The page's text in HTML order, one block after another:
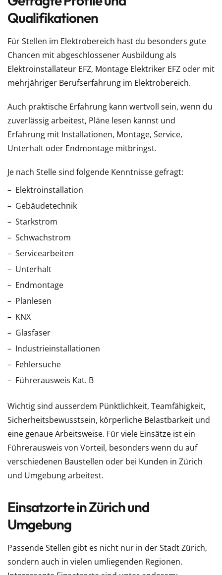
Qualifikationen
Für Stellen im Elektrobereich hast du besonders gute
Chancen mit abgeschlossener Ausbildung als
Elektroinstallateur EFZ, Montage Elektriker EFZ oder mit
mehrjähriger Berufserfahrung im Elektrobereich.
Auch praktische Erfahrung kann wertvoll sein, wenn du
zuverlässig arbeitest, Pläne lesen kannst und
Erfahrung mit Installationen, Montage, Service,
Unterhalt oder Endmontage mitbringst.
Je nach Stelle sind folgende Kenntnisse gefragt:
Elektroinstallation
Gebäudetechnik
Starkstrom
Schwachstrom
Servicearbeiten
Unterhalt
Endmontage
Planlesen
KNX
Glasfaser
Industrieinstallationen
Fehlersuche
Führerausweis Kat. B
Wichtig sind ausserdem Pünktlichkeit, Teamfähigkeit,
Sicherheitsbewusstsein, körperliche Belastbarkeit und
eine genaue Arbeitsweise. Für viele Einsätze ist ein
Führerausweis von Vorteil, besonders wenn du auf
verschiedenen Baustellen oder bei Kunden in Zürich
und Umgebung arbeitest.
Einsatzorte in Zürich und
Umgebung
Passende Stellen gibt es nicht nur in der Stadt Zürich,
sondern auch in vielen umliegenden Regionen.